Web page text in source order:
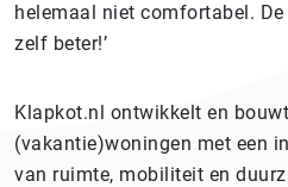
helemaal niet comfortabel.
zelf beter!’
Klapkot.nl ontwikkelt en
(vakantie)woningen met een
van ruimte, mobiliteit en